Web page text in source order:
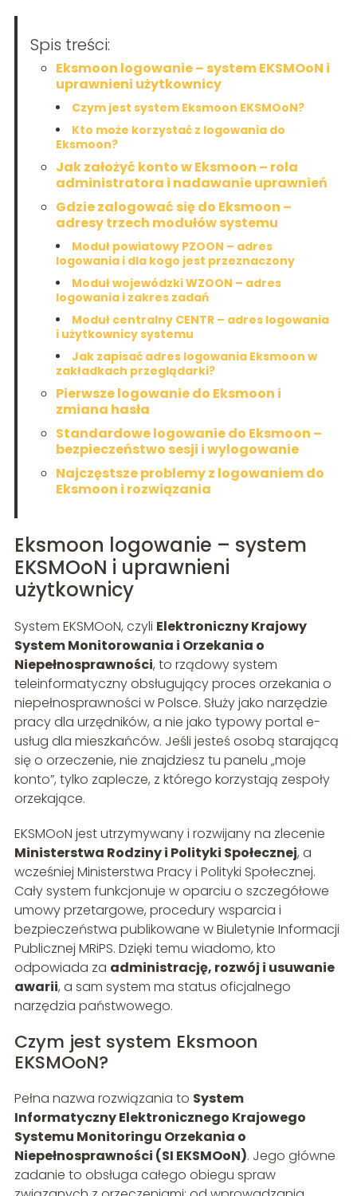
Spis treści:
Eksmoon logowanie – system EKSMOoN i
uprawnieni użytkownicy
Czym jest system Eksmoon EKSMOoN?
Kto może korzystać z logowania do
Eksmoon?
Jak założyć konto w Eksmoon – rola
administratora i nadawanie uprawnień
Gdzie zalogować się do Eksmoon –
adresy trzech modułów systemu
Moduł powiatowy PZOON – adres
logowania i dla kogo jest przeznaczony
Moduł wojewódzki WZOON – adres
logowania i zakres zadań
Moduł centralny CENTR – adres logowania
i użytkownicy systemu
Jak zapisać adres logowania Eksmoon w
zakładkach przeglądarki?
Pierwsze logowanie do Eksmoon i
zmiana hasła
Standardowe logowanie do Eksmoon –
bezpieczeństwo sesji i wylogowanie
Najczęstsze problemy z logowaniem do
Eksmoon i rozwiązania
Eksmoon logowanie – system
EKSMOoN i uprawnieni
użytkownicy
System EKSMOoN, czyli Elektroniczny Krajowy
System Monitorowania i Orzekania o
Niepełnosprawności, to rządowy system
teleinformatyczny obsługujący proces orzekania o
niepełnosprawności w Polsce. Służy jako narzędzie
pracy dla urzędników, a nie jako typowy portal e-
usług dla mieszkańców. Jeśli jesteś osobą starającą
się o orzeczenie, nie znajdziesz tu panelu „moje
konto”, tylko zaplecze, z którego korzystają zespoły
orzekające.
EKSMOoN jest utrzymywany i rozwijany na zlecenie
Ministerstwa Rodziny i Polityki Społecznej, a
wcześniej Ministerstwa Pracy i Polityki Społecznej.
Cały system funkcjonuje w oparciu o szczegółowe
umowy przetargowe, procedury wsparcia i
bezpieczeństwa publikowane w Biuletynie Informacji
Publicznej MRiPS. Dzięki temu wiadomo, kto
odpowiada za administrację, rozwój i usuwanie
awarii, a sam system ma status oficjalnego
narzędzia państwowego.
Czym jest system Eksmoon
EKSMOoN?
Pełna nazwa rozwiązania to System
Informatyczny Elektronicznego Krajowego
Systemu Monitoringu Orzekania o
Niepełnosprawności (SI EKSMOoN). Jego główne
zadanie to obsługa całego obiegu spraw